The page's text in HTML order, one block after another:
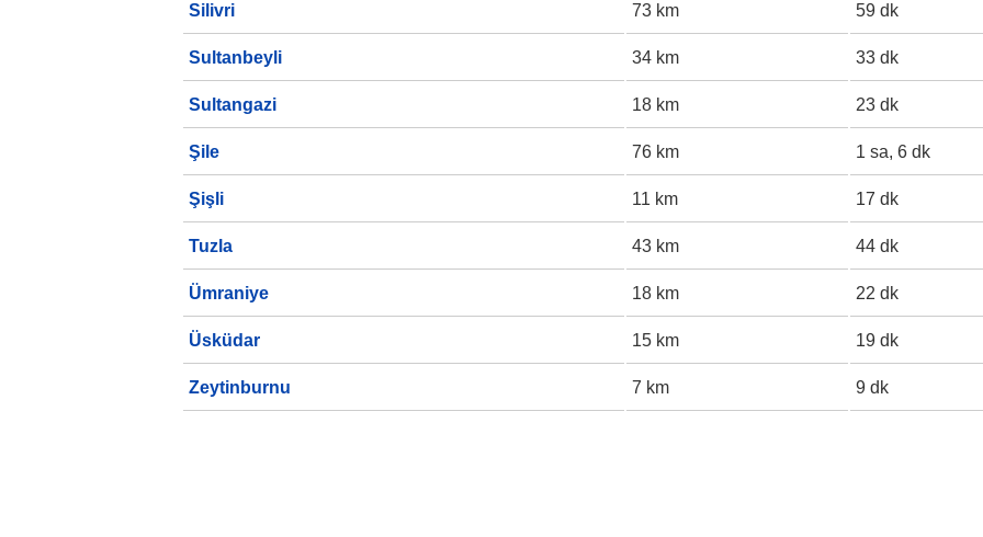
Silivri 73 km 59 dk
Sultanbeyli 34 km 33 dk
Sultangazi 18 km 23 dk
Şile 76 km 1 sa, 6 dk
Şişli 11 km 17 dk
Tuzla 43 km 44 dk
Ümraniye 18 km 22 dk
Üsküdar 15 km 19 dk
Zeytinburnu 7 km 9 dk